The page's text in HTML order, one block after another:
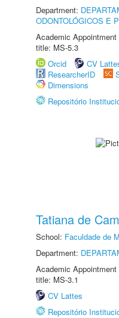
Department:
ODONTOLÓGICOS E
Academic
title: MS-5.3
Orcid
CV
ResearcherID
Dimensions
Repositório
Tatiana de
School: Faculdade de
Department:
Academic
title: MS-3.1
CV Lattes
Repositório